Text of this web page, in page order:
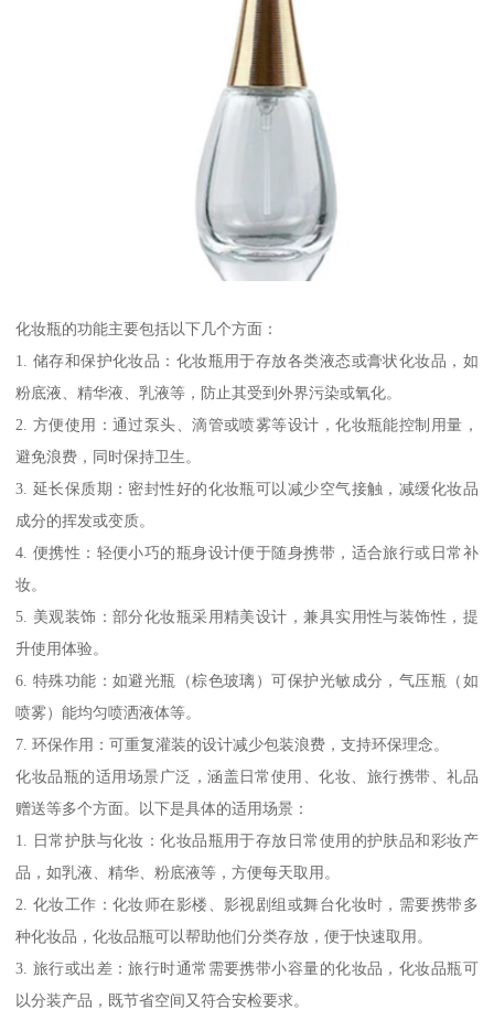
化妆瓶的功能主要包括以下几个方面：
1. 储存和保护化妆品：化妆瓶用于存放各类液态或膏状化妆品，如
粉底液、精华液、乳液等，防止其受到外界污染或氧化。
2. 方便使用：通过泵头、滴管或喷雾等设计，化妆瓶能控制用量，
避免浪费，同时保持卫生。
3. 延长保质期：密封性好的化妆瓶可以减少空气接触，减缓化妆品
成分的挥发或变质。
4. 便携性：轻便小巧的瓶身设计便于随身携带，适合旅行或日常补
妆。
5. 美观装饰：部分化妆瓶采用精美设计，兼具实用性与装饰性，提
升使用体验。
6. 特殊功能：如避光瓶（棕色玻璃）可保护光敏成分，气压瓶（如
喷雾）能均匀喷洒液体等。
7. 环保作用：可重复灌装的设计减少包装浪费，支持环保理念。
化妆品瓶的适用场景广泛，涵盖日常使用、化妆、旅行携带、礼品
赠送等多个方面。以下是具体的适用场景：
1. 日常护肤与化妆：化妆品瓶用于存放日常使用的护肤品和彩妆产
品，如乳液、精华、粉底液等，方便每天取用。
2. 化妆工作：化妆师在影楼、影视剧组或舞台化妆时，需要携带多
种化妆品，化妆品瓶可以帮助他们分类存放，便于快速取用。
3. 旅行或出差：旅行时通常需要携带小容量的化妆品，化妆品瓶可
以分装产品，既节省空间又符合安检要求。